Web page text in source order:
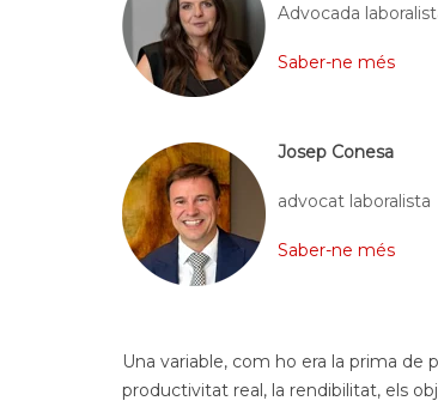
Advocada
Saber-ne més
Josep Conesa
advocat laboralista
Saber-ne més
Una variable, com ho era la prima
productivitat real, la rendibilitat, els